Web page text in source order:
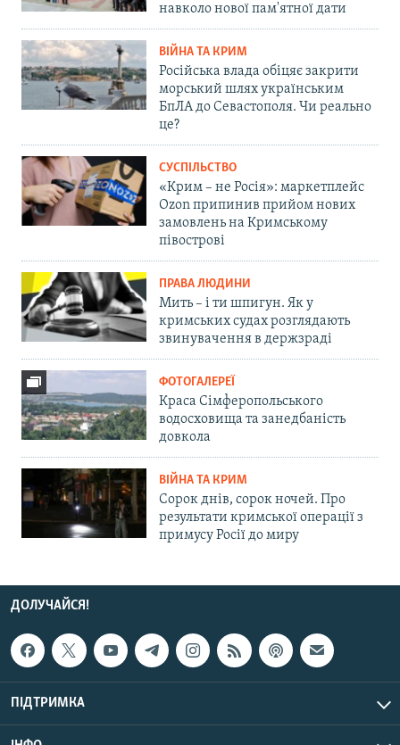
навколо нової пам'ятної дати
ВІЙНА ТА КРИМ
Російська влада обіцяє закрити
морський шлях українським
БпЛА до Севастополя. Чи реально
це?
СУСПІЛЬСТВО
«Крим – не Росія»: маркетплейс
Ozon припинив прийом нових
замовлень на Кримському
півострові
ПРАВА ЛЮДИНИ
Мить – і ти шпигун. Як у
кримських судах розглядають
звинувачення в держзраді
ФОТОГАЛЕРЕЇ
Краса Сімферопольського
водосховища та занедбаність
довкола
ВІЙНА ТА КРИМ
Сорок днів, сорок ночей. Про
результати кримської операції з
примусу Росії до миру
ДОЛУЧАЙСЯ!
ПІДТРИМКА